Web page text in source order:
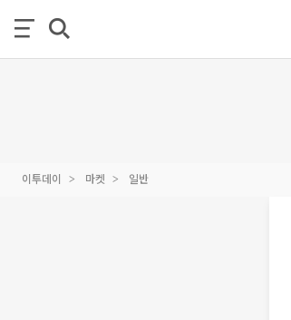
이투데이 마켓 일반